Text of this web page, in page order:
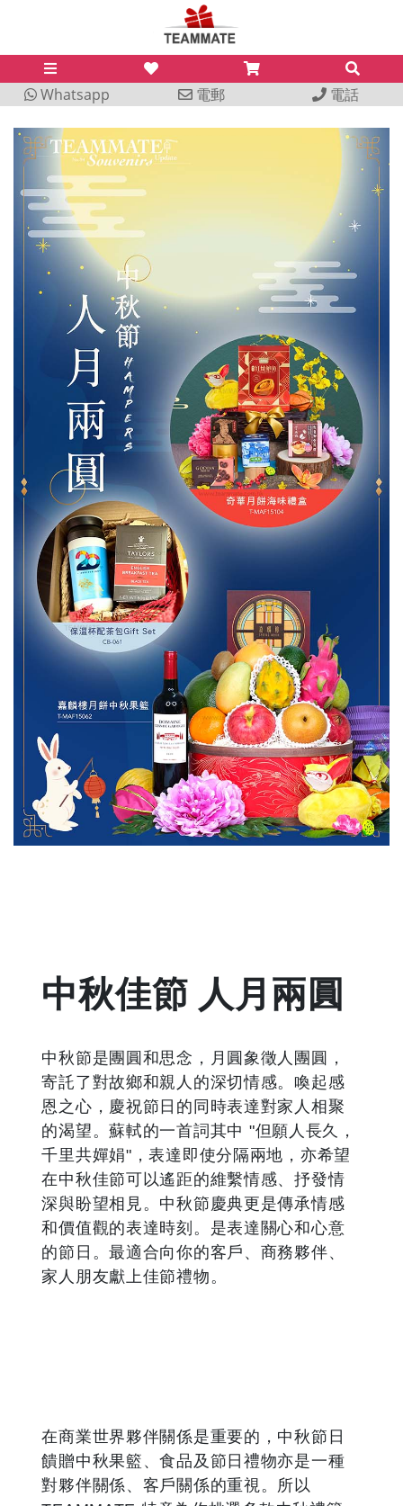
Whatsapp 電郵 電話
中秋佳節 人月兩圓
中秋節是團圓和思念，月圓象徵人團圓，
寄託了對故鄉和親人的深切情感。喚起感
恩之心，慶祝節日的同時表達對家人相聚
的渴望。蘇軾的一首詞其中 "但願人長久，
千里共嬋娟" ，表達即使分隔兩地，亦希望
在中秋佳節可以遙距的維繫情感、抒發情
深與盼望相見。中秋節慶典更是傳承情感
和價值觀的表達時刻。是表達關心和心意
的節日。最適合向你的客戶、商務夥伴、
家人朋友獻上佳節禮物。
在商業世界夥伴關係是重要的，中秋節日
饋贈中秋果籃、食品及節日禮物亦是一種
對夥伴關係、客戶關係的重視。所以